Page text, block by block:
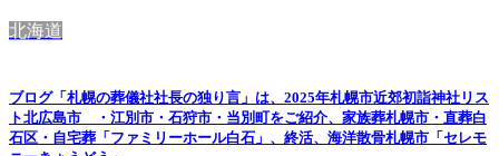
北海道
ブログ「札幌の葬儀社社長の独り言」は、2025年札幌市近郊初詣神社リス
ト北広島市 ・江別市・石狩市・当別町をご紹介、家族葬札幌市・直葬白
石区・自宅葬「ファミリーホール白石」、終活、海洋散骨札幌市「セレモ